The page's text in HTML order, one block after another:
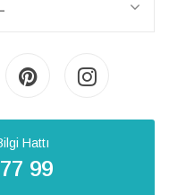
Hattı
99